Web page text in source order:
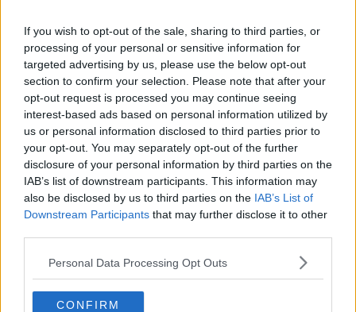
If you wish to opt-out of the sale, sharing to third parties, or
processing of your personal or sensitive information for
targeted advertising by us, please use the below opt-out
section to confirm your selection. Please note that after your
opt-out request is processed you may continue seeing
interest-based ads based on personal information utilized by
us or personal information disclosed to third parties prior to
your opt-out. You may separately opt-out of the further
disclosure of your personal information by third parties on the
IAB’s list of downstream participants. This information may
also be disclosed by us to third parties on the IAB’s List of
Downstream Participants that may further disclose it to other
Personal Data Processing Opt Outs
CONFIRM
Opskriftsinfo
Ret :Kold Dessert -Isdessert
Indsendt :2004-08-19
Redigeret:2022-07-04